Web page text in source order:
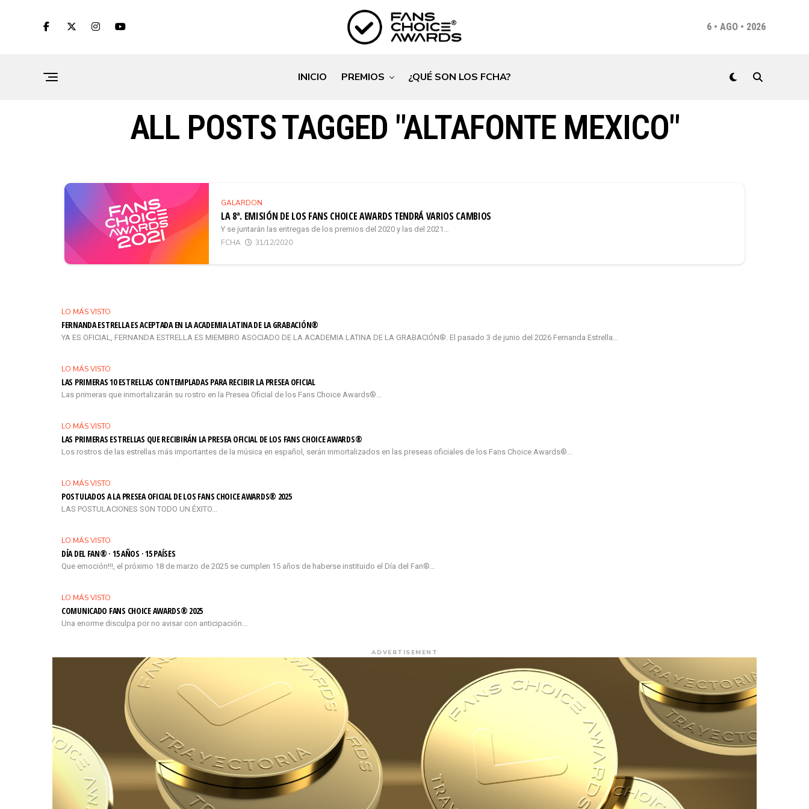
6 • AGO • 2026
INICIO PREMIOS ¿QUÉ SON LOS FCHA?
ALL POSTS TAGGED "ALTAFONTE MEXICO"
GALARDON
LA 8ª. EMISIÓN DE LOS FANS CHOICE AWARDS TENDRÁ VARIOS CAMBIOS
Y se juntarán las entregas de los premios del 2020 y las del 2021…
FCHA 31/12/2020
LO MÁS VISTO
FERNANDA ESTRELLA ES ACEPTADA EN LA ACADEMIA LATINA DE LA GRABACIÓN®
YA ES OFICIAL, FERNANDA ESTRELLA ES MIEMBRO ASOCIADO DE LA ACADEMIA LATINA DE LA GRABACIÓN®. El pasado 3 de junio del 2026 Fernanda Estrella...
LO MÁS VISTO
LAS PRIMERAS 10 ESTRELLAS CONTEMPLADAS PARA RECIBIR LA PRESEA OFICIAL
Las primeras que inmortalizarán su rostro en la Presea Oficial de los Fans Choice Awards®…
LO MÁS VISTO
LAS PRIMERAS ESTRELLAS QUE RECIBIRÁN LA PRESEA OFICIAL DE LOS FANS CHOICE AWARDS®
Los rostros de las estrellas más importantes de la música en español, serán inmortalizados en las preseas oficiales de los Fans Choice Awards®...
LO MÁS VISTO
POSTULADOS A LA PRESEA OFICIAL DE LOS FANS CHOICE AWARDS® 2025
LAS POSTULACIONES SON TODO UN ÉXITO...
LO MÁS VISTO
DÍA DEL FAN® · 15 AÑOS · 15 PAÍSES
Que emoción!!!, el próximo 18 de marzo de 2025 se cumplen 15 años de haberse instituido el Día del Fan®…
LO MÁS VISTO
COMUNICADO FANS CHOICE AWARDS® 2025
Una enorme disculpa por no avisar con anticipación...
ADVERTISEMENT